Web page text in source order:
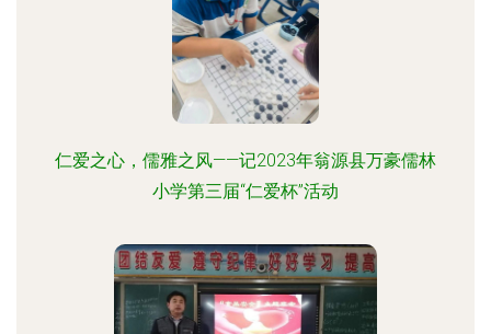
仁爱之心，儒雅之风——记2023年翁源县万豪儒林
小学第三届“仁爱杯”活动